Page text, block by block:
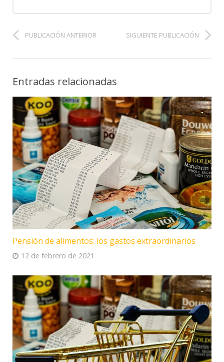
PUBLICACIÓN ANTERIOR SIGUIENTE PUBLICACIÓN
Entradas relacionadas
Pensión de alimentos: los gastos extraordinarios
12 de febrero de 2021